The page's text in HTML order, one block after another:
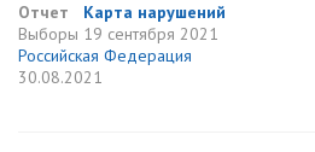
Отчет
Карта нарушений
Выборы 19 сентября 2021
Российская Федерация
30.08.2021